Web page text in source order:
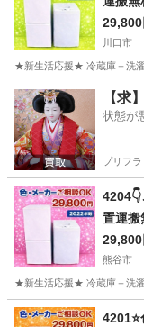
29,800
川口市
★新生活応援★ 冷蔵庫＋洗
埼玉 川口市 キッ
【求
状態が
プリフラ
置運搬
29,800
熊谷市
★新生活応援★ 冷蔵庫＋洗
埼玉 熊谷市 キッ